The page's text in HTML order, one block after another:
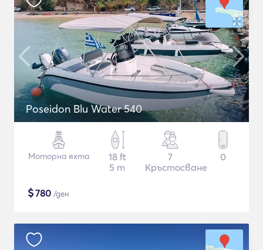
Poseidon Blu Water 540
Моторна яхта
18 ft
5 m
7
Кръстосване
0
$780 /ден